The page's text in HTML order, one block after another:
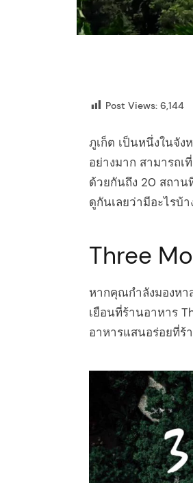
Post Views: 6,144
ภูเก็ต เป็นหนึ่งในจั
อย่างมาก สามารถ
ด้วยกันถึง 20 สถาน
ดูกันเลยว่ามีอะไรบ้า
Three
หากคุณกำลังมองหา
เยือนที่ร้านอาหาร
อาหารแสนอร่อยที่ร้